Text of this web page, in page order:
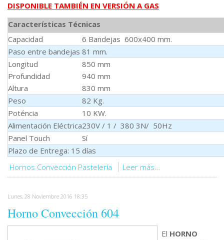
DISPONIBLE TAMBIÉN EN VERSIÓN A GAS
Características Técnicas
Capacidad
6 Bandejas 600x400 mm.
Paso entre bandejas 81 mm.
Longitud
Profundidad
Altura
850 mm
940 mm
830 mm
Peso
82 Kg.
Poténcia
10 KW.
Alimentación Eléctrica230V / 1 / 380 3N/ 50Hz
Panel Touch
Sí
Plazo de Entrega: 15 días
Hornos Convección Pastelería
Leer más...
Lunes, 28 Noviembre 2016 18:35
Horno Convección 604
El HORNO